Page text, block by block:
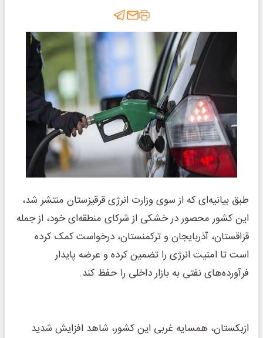
طبق بیانیه‌ای که از سوی وزارت انرژی قرقیزستان منتشر شد،
این کشور محصور در خشکی از شرکای منطقه‌ای خود، از جمله
قزاقستان، آذربایجان و ترکمنستان، درخواست کمک کرده
است تا امنیت انرژی را تضمین کرده و عرضه پایدار
فرآورده‌های نفتی به بازار داخلی را حفظ کند.
ازبکستان، همسایه غربی این کشور، شاهد افزایش شدید